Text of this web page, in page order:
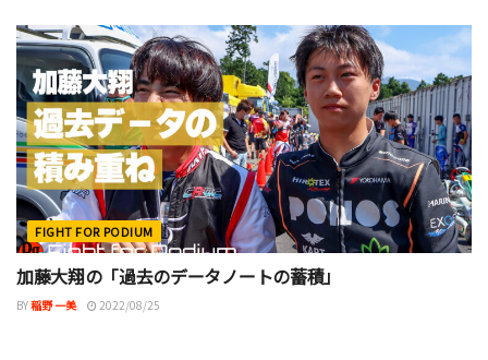
FIGHT FOR PODIUM
加藤大翔の「過去のデータノートの蓄積」
BY稲野 一美 2022/08/25